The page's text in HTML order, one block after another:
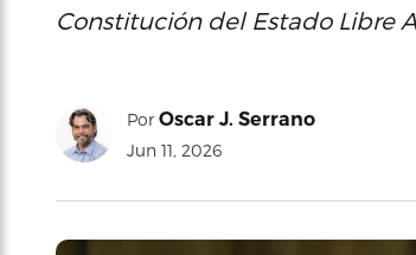
Constitución del Estado Libre
Por Oscar J. Serrano
Jun 11, 2026